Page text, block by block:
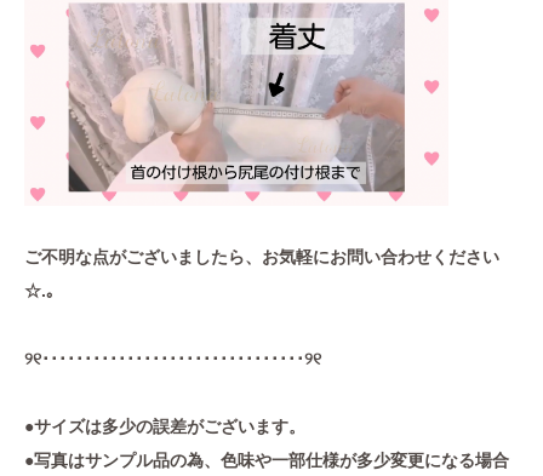
ご不明な点がございましたら、お気軽にお問い合わせください
☆.｡
୨୧･･･････････････････････････････୨୧
●サイズは多少の誤差がございます。
●写真はサンプル品の為、色味や一部仕様が多少変更になる場合